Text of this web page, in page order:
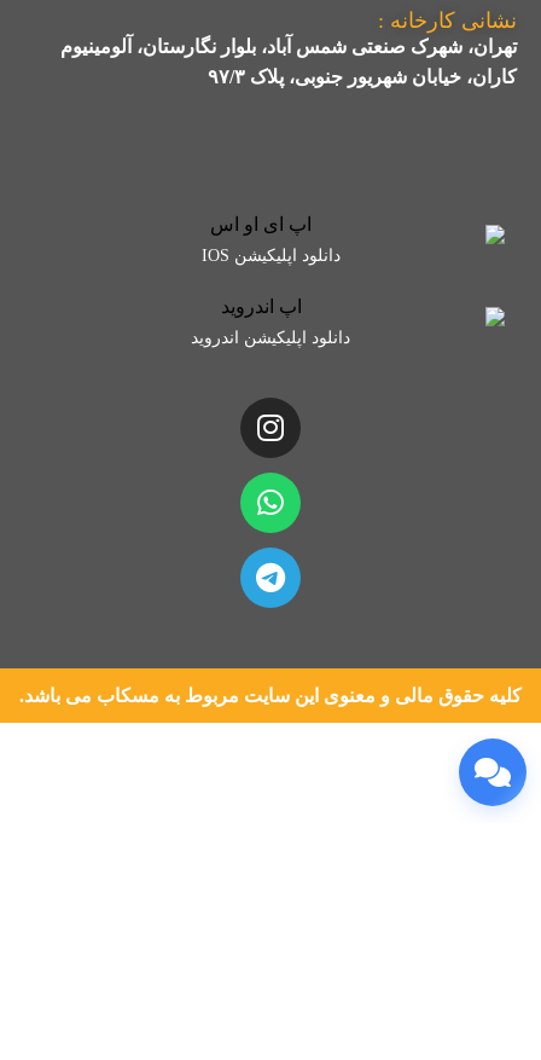
نشانی کارخانه :
تهران، شهرک صنعتی شمس آباد، بلوار نگارستان، آلومینیوم
کاران، خیابان شهریور جنوبی، پلاک ۹۷/۳
دانلود اپلیکیشن IOS
دانلود اپلیکیشن اندروید
کلیه حقوق مالی و معنوی این سایت مربوط به مسکاب می باشد.